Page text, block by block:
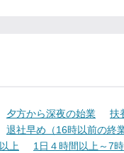
夕方から深夜の始業 扶
退社早め（16時以前の終業
上 1日４時間以上～7